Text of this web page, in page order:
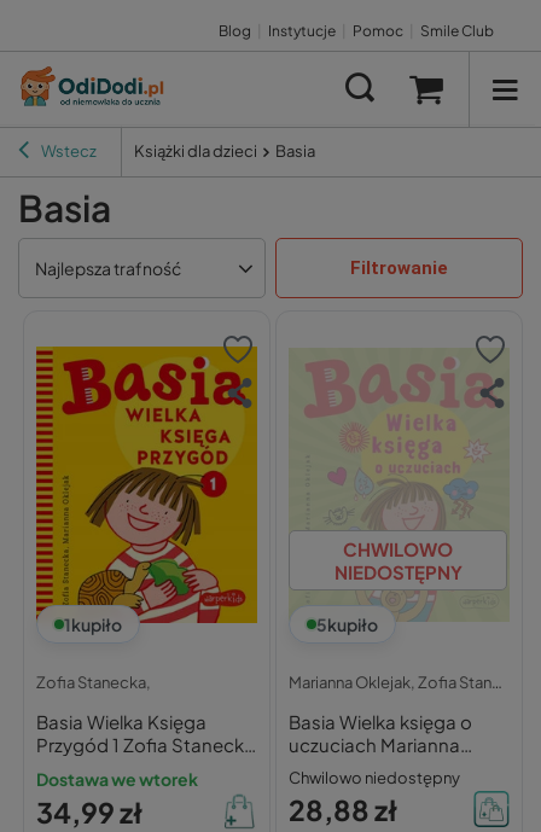
Blog Instytucje Pomoc Smile Club
Wstecz Książki dla dzieci Basia
Basia
Najlepsza trafność Filtrowanie
1kupiło
Zofia Stanecka,
Basia Wielka Księga
Przygód 1 Zofia Stanecka
3+ Harperkids
Dostawa we wtorek
34,99 zł
CHWILOWO
NIEDOSTĘPNY
5kupiło
Marianna Oklejak, Zofia Stanecka,
Basia Wielka księga o
uczuciach Marianna
Oklejak, Zofia Stanecka
Chwilowo niedostępny
28,88 zł